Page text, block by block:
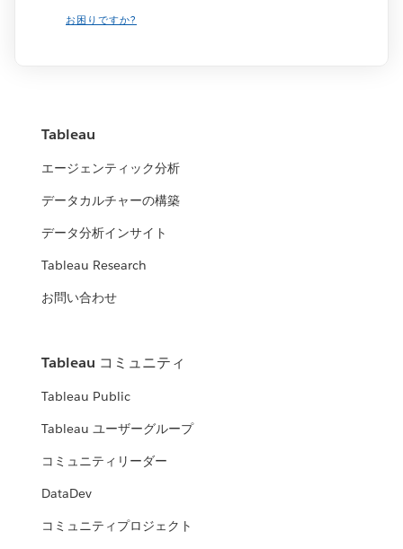
お困りですか?
Tableau
エージェンティック分析
データカルチャーの構築
データ分析インサイト
Tableau Research
お問い合わせ
Tableau コミュニティ
Tableau Public
Tableau ユーザーグループ
コミュニティリーダー
DataDev
コミュニティプロジェクト